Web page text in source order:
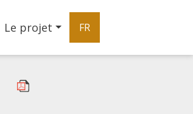
Le projet FR